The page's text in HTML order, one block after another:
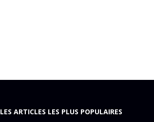
LES ARTICLES LES PLUS POPULAIRES